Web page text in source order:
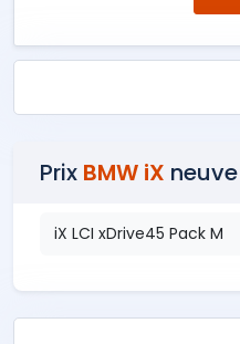
Prix BMW iX neuve
iX LCI xDrive45 Pack M